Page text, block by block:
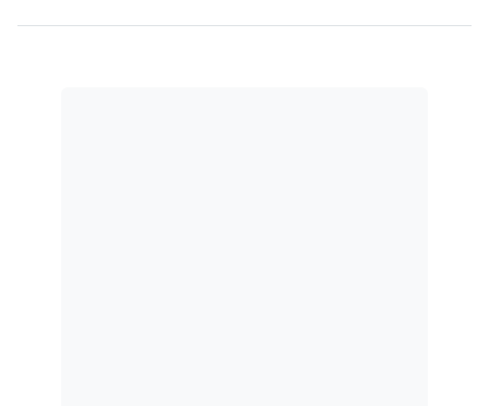
milhões de votos, ganhando as eleições com 50,9% do...